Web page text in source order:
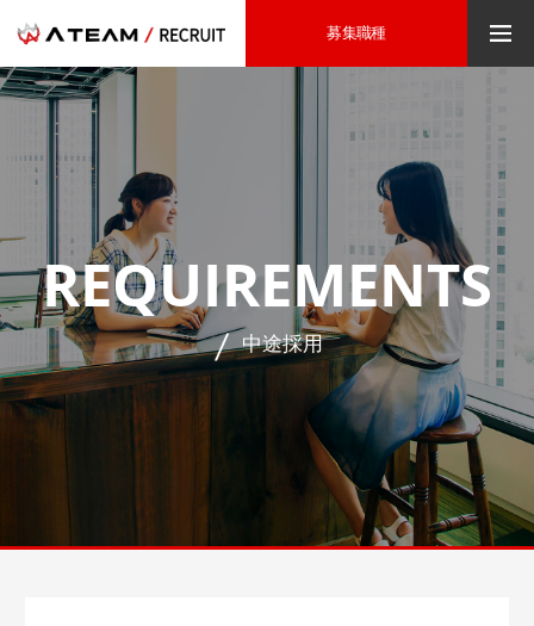
募集職種
REQUIREMENTS
中途採用